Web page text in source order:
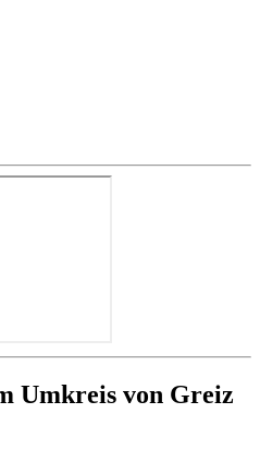
Umkreis von Greiz